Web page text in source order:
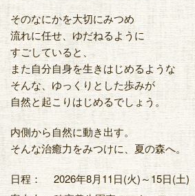
そのなにかを大切にみつめ
流れに任せ、ゆだねるように
すごしていると、
また自分自身を生きはじめるような
そんな、ゆっくりとした歩みが
自然と起こりはじめるでしょう。
内側から自然に動き出す。
そんな治癒力をみつけに、夏の森へ。
日程：
2026年8月11日(火)～15日(土)